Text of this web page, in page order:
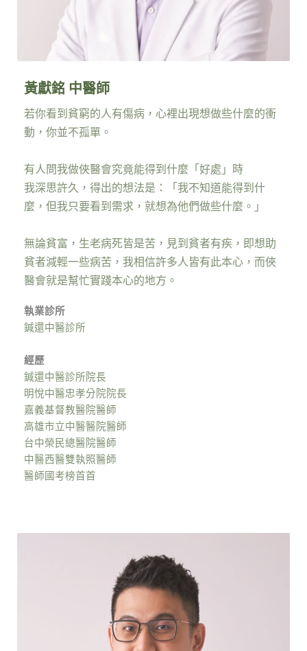
黃獻銘 中醫師
若你看到貧窮的人有傷病，心裡出現想做些什麼的衝
動，你並不孤單。
有人問我做俠醫會究竟能得到什麼「好處」時
我深思許久，得出的想法是：「我不知道能得到什
麼，但我只要看到需求，就想為他們做些什麼。」
無論貧富，生老病死皆是苦，見到貧者有疾，即想助
貧者減輕一些病苦，我相信許多人皆有此本心，而俠
醫會就是幫忙實踐本心的地方。
執業診所
鍼還中醫診所
經歷
鍼還中醫診所院長
明悅中醫忠孝分院院長
嘉義基督教醫院醫師
高雄市立中醫醫院醫師
台中榮民總醫院醫師
中醫西醫雙執照醫師
醫師國考榜首首